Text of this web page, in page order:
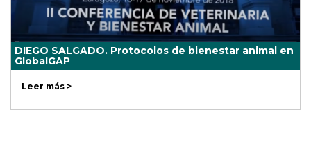
DIEGO SALGADO. Protocolos de bienestar animal en
GlobalGAP
Leer más >